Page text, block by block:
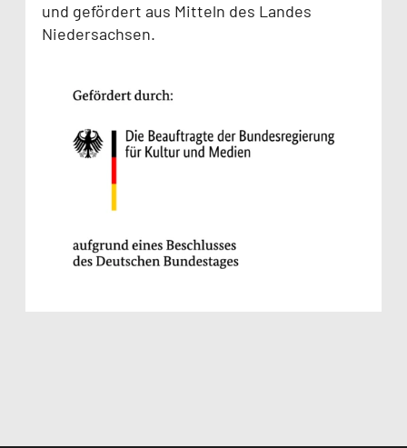
und gefördert aus Mitteln des Landes
Niedersachsen.